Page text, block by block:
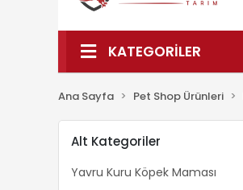
KATEGORİLER
Ana Sayfa Pet Shop Ürünleri
Alt Kategoriler
Yavru Kuru Köpek Maması